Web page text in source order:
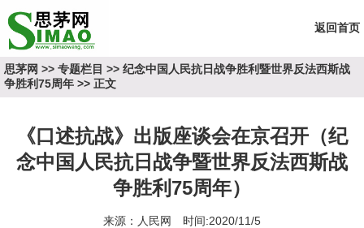
返回首页
思茅网 >> 专题栏目 >> 纪念中国人民抗日战争胜利暨世界反法西斯战
争胜利75周年>> 正文
《口述抗战》出版座谈会在京召开（纪
念中国人民抗日战争暨世界反法西斯战
争胜利75周年）
来源：人民网 时间:2020/11/5